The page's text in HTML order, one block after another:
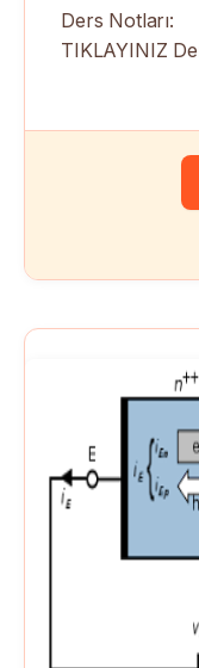
Ders Notları:
TIKLAYINIZ